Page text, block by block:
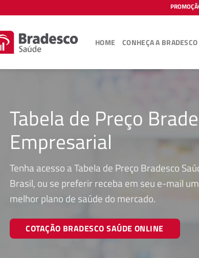
HOME CONHEÇA A BRADESCO
Tabela de Preço
Empresarial
Tenha acesso a Tabela de Preço Bradesco
Brasil, ou se preferir receba em seu e-mail
melhor plano de saúde do mercado.
COTAÇÃO BRADESCO SAÚDE ONLINE